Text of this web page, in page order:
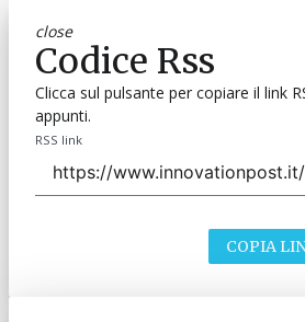
close
Codice Rss
Clicca sul pulsante per copiare il link
appunti.
RSS link
COPIA